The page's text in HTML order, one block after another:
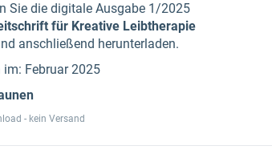
Sie die digitale Ausgabe 1/2025
für Kreative Leibtherapie
anschließend herunterladen.
im: Februar 2025
- kein Versand